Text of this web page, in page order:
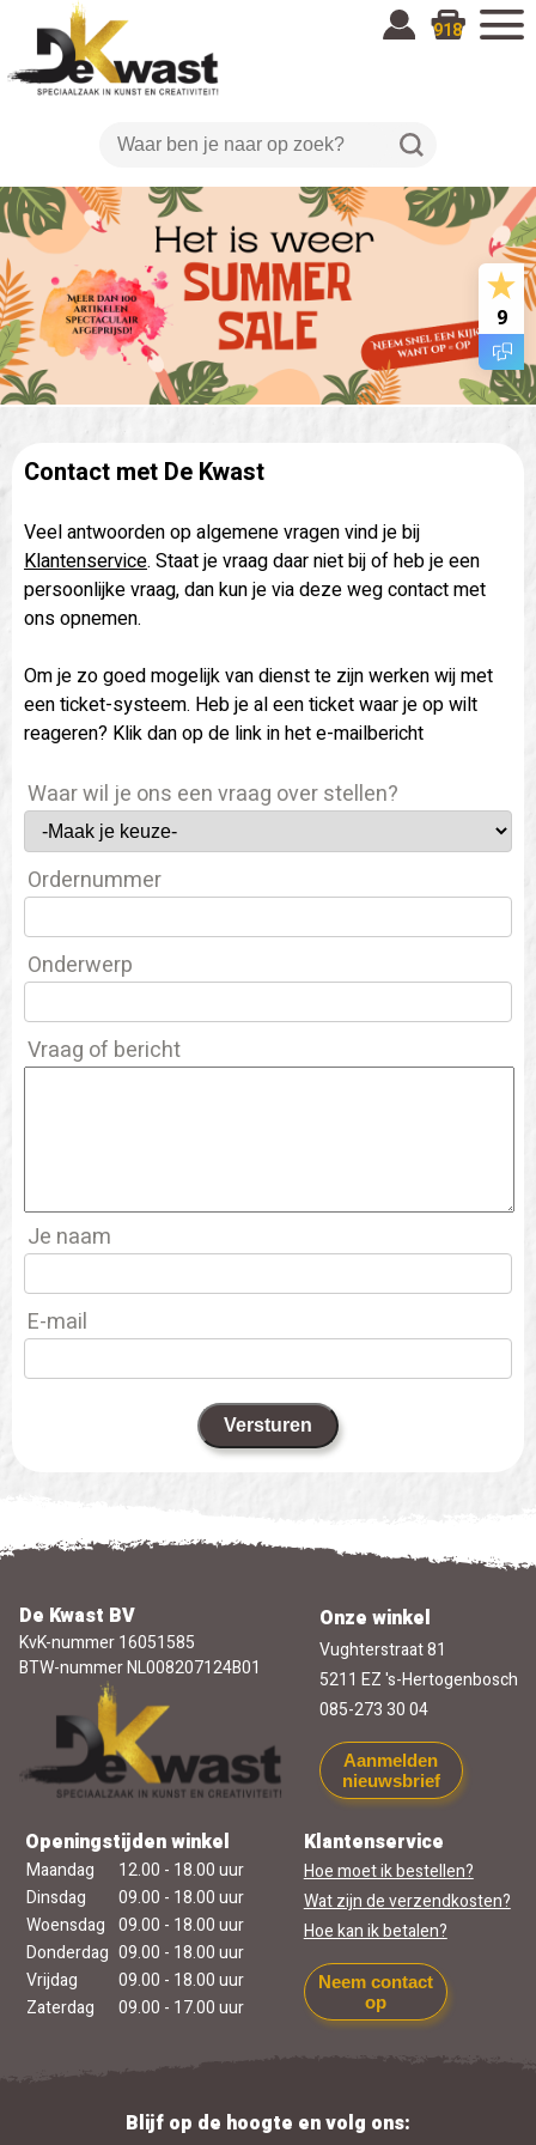
918
9
Contact met De Kwast
Veel antwoorden op algemene vragen vind je bij
Klantenservice. Staat je vraag daar niet bij of heb je een
persoonlijke vraag, dan kun je via deze weg contact met
ons opnemen.
Om je zo goed mogelijk van dienst te zijn werken wij met
een ticket-systeem. Heb je al een ticket waar je op wilt
reageren? Klik dan op de link in het e-mailbericht
Waar wil je ons een vraag over stellen?
Ordernummer
Onderwerp
Vraag of bericht
Je naam
E-mail
Versturen
De Kwast BV
KvK-nummer 16051585
BTW-nummer NL008207124B01
Onze winkel
Vughterstraat 81
5211 EZ 's-Hertogenbosch
085-273 30 04
Aanmelden
nieuwsbrief
Openingstijden winkel
Maandag
12.00 - 18.00 uur
Dinsdag
09.00 - 18.00 uur
Woensdag 09.00 - 18.00 uur
Donderdag 09.00 - 18.00 uur
Vrijdag
09.00 - 18.00 uur
Zaterdag
09.00 - 17.00 uur
Klantenservice
Hoe moet ik bestellen?
Wat zijn de verzendkosten?
Hoe kan ik betalen?
Neem contact
op
Blijf op de hoogte en volg ons: